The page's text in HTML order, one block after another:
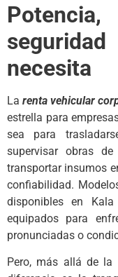
necesita
Larenta vehicular
estrella para
sea para
supervisar obras
transportar insumos
confiabilidad.
disponibles en
equipados para
pronunciadas o
Pero, más allá de